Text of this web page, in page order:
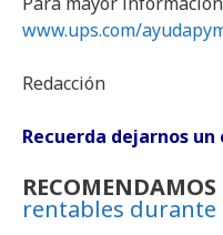
www.ups.com/
Redacción
Recuerda dejarnos
RECOMENDAMOS
rentables durante